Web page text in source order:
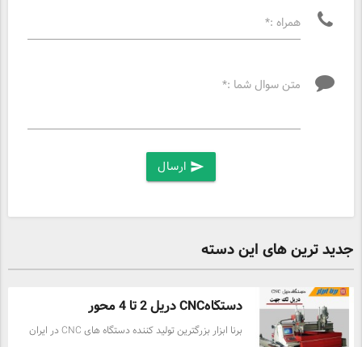
همراه :*
متن سوال شما :*
send
جدید ترین های این دسته
دستگاهCNC دریل 2 تا 4 محور
برنا ابزار بزرگترین تولید کننده دستگاه های CNC در ایران